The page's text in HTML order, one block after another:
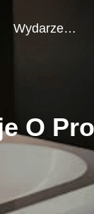
Wydarzenia
O